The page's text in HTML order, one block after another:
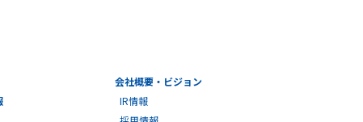
会社概要・ビジョン
IR情報
採用情報